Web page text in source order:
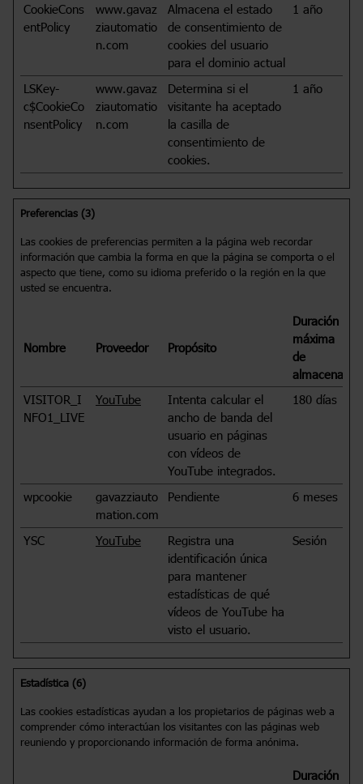
CookieCons
entPolicy
www.gavaz
ziautomatio
n.com
Almacena el estado
de consentimiento de
cookies del usuario
para el dominio actual
1 año
LSKey-
c$CookieCo
nsentPolicy
www.gavaz
ziautomatio
n.com
Determina si el
visitante ha aceptado
la casilla de
consentimiento de
cookies.
1 año
Preferencias (3)
Las cookies de preferencias permiten a la página web recordar
información que cambia la forma en que la página se comporta o el
aspecto que tiene, como su idioma preferido o la región en la que
usted se encuentra.
Nombre Proveedor Propósito
Duración
máxima
de
VISITOR_I
NFO1_LIVE
YouTube
Intenta calcular el
ancho de banda del
usuario en páginas
con vídeos de
YouTube integrados.
180 días
wpcookie
gavazziauto
mation.com
Pendiente 6 meses
YSC YouTube
Registra una
identificación única
para mantener
estadísticas de qué
vídeos de YouTube ha
visto el usuario.
Sesión
Estadística (6)
Las cookies estadísticas ayudan a los propietarios de páginas web a
comprender cómo interactúan los visitantes con las páginas web
reuniendo y proporcionando información de forma anónima.
Duración